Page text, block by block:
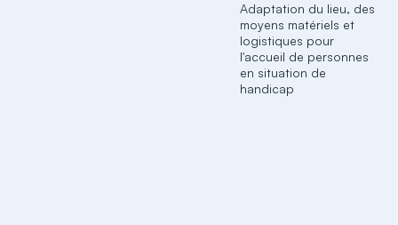
Adaptation du lieu, des
moyens matériels et
logistiques pour
l'accueil de personnes
en situation de
handicap